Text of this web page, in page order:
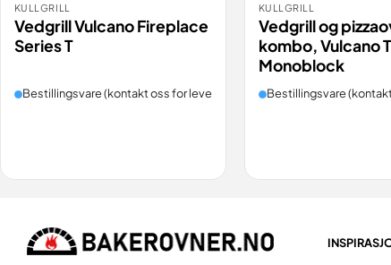
BESTILL
KULLGRILL
Vedgrill Vulcano Fireplace
Series T
Bestillingsvare (kontakt oss for leveringstid).
BESTILL
KULLGRILL
Vedgrill og
kombo, Vulcano
Monoblock
Bestillingsvare